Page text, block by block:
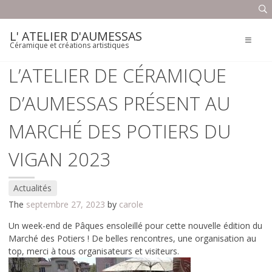
to
content
L' ATELIER D'AUMESSAS
Céramique et créations artistiques
L’ATELIER DE CÉRAMIQUE
D’AUMESSAS PRÉSENT AU
MARCHÉ DES POTIERS DU
VIGAN 2023
Actualités
The septembre 27, 2023 by carole
Un week-end de Pâques ensoleillé pour cette nouvelle édition du
Marché des Potiers ! De belles rencontres, une organisation au
top, merci à tous organisateurs et visiteurs.
COURS
CRÉATIONS
QUI SUIS-JE ?
ACTUALITÉS
CONTACT
Nous trouver